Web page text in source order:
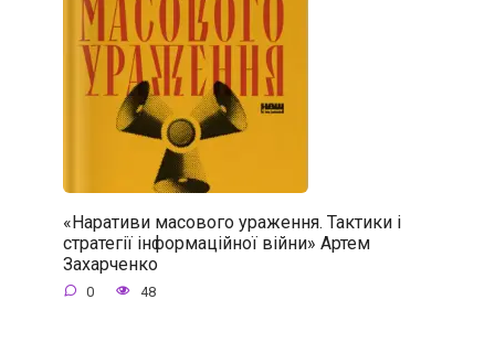
«Наративи масового ураження. Тактики і
стратегії інформаційної війни» Артем
Захарченко
0 48